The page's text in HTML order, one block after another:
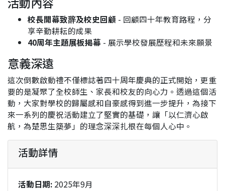
校長開幕致辞及校史回顧 - 回顧四十年教育路程，分
享辛勤耕耘的成果
40周年主題展板揭幕 - 展示學校發展歷程和未來願景
意義深遠
這次倒數啟動禮不僅標誌著四十周年慶典的正式開始，更重
要的是凝聚了全校師生、家長和校友的向心力。透過這個活
動，大家對學校的歸屬感和自豪感得到進一步提升，為接下
來一系列的慶祝活動建立了堅實的基礎，讓「以仁濟心啟
航，為楚思生築夢」的理念深深扎根在每個人心中。
活動詳情
活動日期: 2025年9月